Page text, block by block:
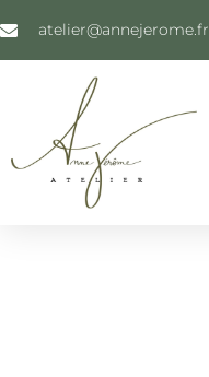
atelier@annejerome.fr